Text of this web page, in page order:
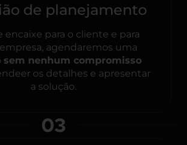
de planejamento
encaixe para o cliente e para
agendaremos uma
sem nenhum compromisso
os detalhes e apresentar
a solução.
03